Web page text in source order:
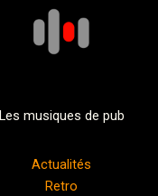
Les musiques de pub
Actualités
Retro